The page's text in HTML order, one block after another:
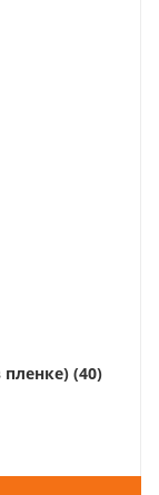
пленке) (40)